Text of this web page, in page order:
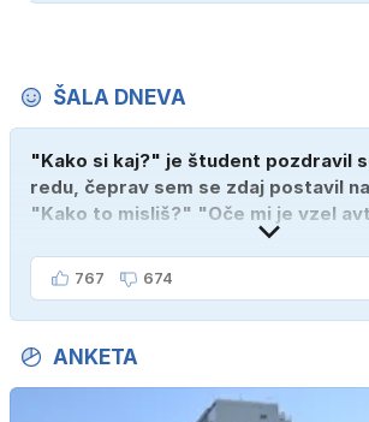
ŠALA DNEVA
"Kako si kaj?" je študent pozdravil
redu, čeprav sem se zdaj postavil
"Kako to misliš?" "Oče mi je vzel
767 674
ANKETA